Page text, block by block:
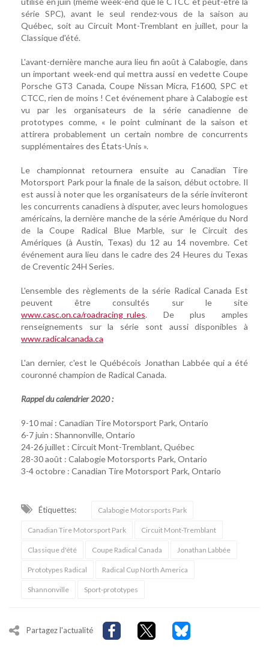
série SPC), avant le seul rendez-vous de la saison au
Québec, soit au Circuit Mont-Tremblant en juillet, pour la
Classique d'été.
L'avant-dernière manche aura lieu fin août à Calabogie, dans
un important week-end qui mettra aussi en vedette Coupe
Porsche GT3 Canada, Coupe Nissan Micra, F1600, SPC et
CTCC, rien de moins ! Cet événement phare à Calabogie est
vu par les organisateurs de la série canadienne de
prototypes comme, « le point culminant de la saison et
attirera probablement un certain nombre de concurrents
supplémentaires des États-Unis ».
Le championnat retournera ensuite au Canadian Tire
Motorsport Park pour la finale de la saison, début octobre. Il
est aussi à noter que les organisateurs de la série inviteront
les concurrents canadiens à disputer, avec leurs homologues
américains, la dernière manche de la série Amérique du Nord
de la Coupe Radical Blue Marble, sur le Circuit des
Amériques (à Austin, Texas) du 12 au 14 novembre. Cet
événement aura lieu dans le cadre des 24 Heures du Texas
de Creventic 24H Series.
L'ensemble des règlements de la série Radical Canada Est
peuvent être consultés sur le site
www.casc.on.ca/roadracing_rules. De plus amples
renseignements sur la série sont aussi disponibles à
www.radicalcanada.ca
L'an dernier, c'est le Québécois Jonathan Labbée qui a été
couronné champion de Radical Canada.
Rappel du calendrier 2020 :
9-10 mai : Canadian Tire Motorsport Park, Ontario
6-7 juin : Shannonville, Ontario
24-26 juillet : Circuit Mont-Tremblant, Québec
28-30 août : Calabogie Motorsports Park, Ontario
3-4 octobre : Canadian Tire Motorsport Park, Ontario
Étiquettes: Calabogie Motorsports Park
Canadian Tire Motorsport Park Circuit Mont-Tremblant
Classique d'été Coupe Radical Canada Jonathan Labbée
Prototypes Radical Radical Cup North America
Shannonville Sport-prototypes
Partagez l'actualité